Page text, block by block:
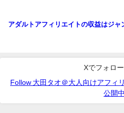
アダルトアフィリエイトの収益はジャ
Xでフォロ
Follow 大田タオ＠大人向けアフィ
公開中